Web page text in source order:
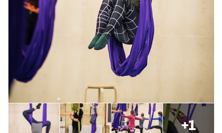
Spitzensport & Studium
Organisation
Team
Offene Stellen
+1